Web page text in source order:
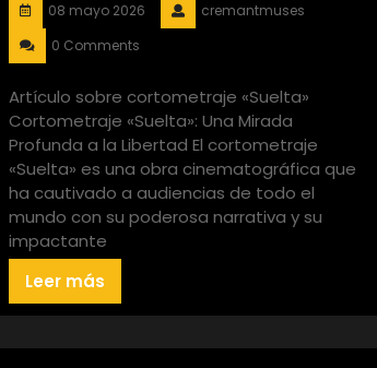
08 mayo 2026
cremantmuses
0 Comments
Artículo sobre cortometraje «Suelta»
Cortometraje «Suelta»: Una Mirada
Profunda a la Libertad El cortometraje
«Suelta» es una obra cinematográfica que
ha cautivado a audiencias de todo el
mundo con su poderosa narrativa y su
impactante
Leer más